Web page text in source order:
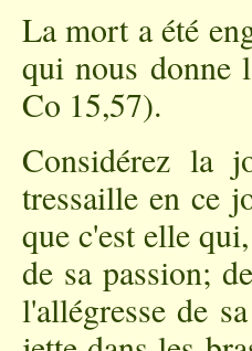
La mort a été
qui nous donne
Co 15,57).
Considérez la
tressaille en ce
que c'est elle
de sa passion;
l'allégresse de